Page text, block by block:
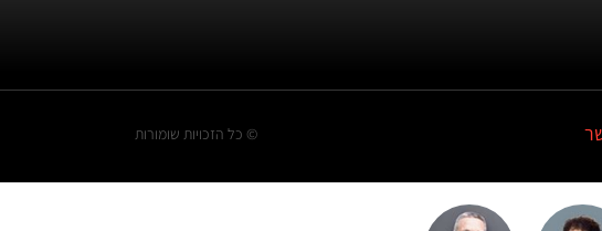
© כל הזכויות שומורות